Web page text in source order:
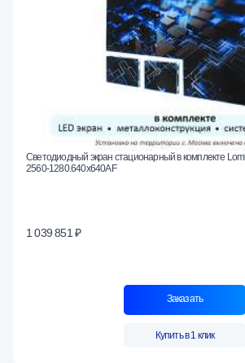
Светодиодный экран стационарный в комплекте
2560-1280.640x640AF
1 039 851 ₽
Заказать
Купить в 1 клик